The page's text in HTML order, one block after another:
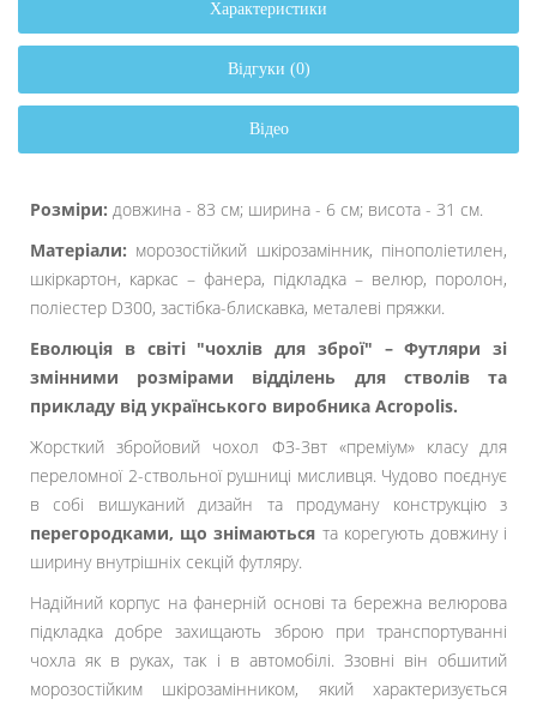
Характеристики
Відгуки (0)
Відео
Розміри: довжина - 83 см; ширина - 6 см; висота - 31 см.
Матеріали: морозостійкий шкірозамінник, пінополіетилен,
шкіркартон, каркас – фанера, підкладка – велюр, поролон,
поліестер D300, застібка-блискавка, металеві пряжки.
Еволюція в світі "чохлів для зброї" – Футляри зі
змінними розмірами відділень для стволів та
прикладу від українського виробника Acropolis.
Жорсткий збройовий чохол ФЗ-3вт «преміум» класу для
переломної 2-ствольної рушниці мисливця. Чудово поєднує
в собі вишуканий дизайн та продуману конструкцію з
перегородками, що знімаються та корегують довжину і
ширину внутрішніх секцій футляру.
Надійний корпус на фанерній основі та бережна велюрова
підкладка добре захищають зброю при транспортуванні
чохла як в руках, так і в автомобілі. Ззовні він обшитий
морозостійким шкірозамінником, який характеризується